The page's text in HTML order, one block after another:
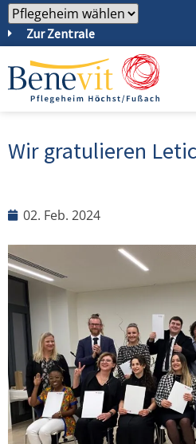
Zur Zentrale
Wir gratulieren
02. Feb. 2024